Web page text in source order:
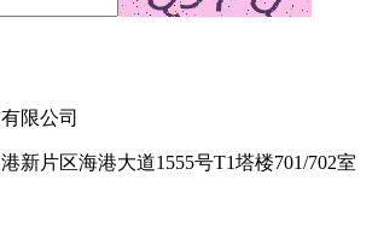
限公司
新片区海港大道1555号T1塔楼701/702室